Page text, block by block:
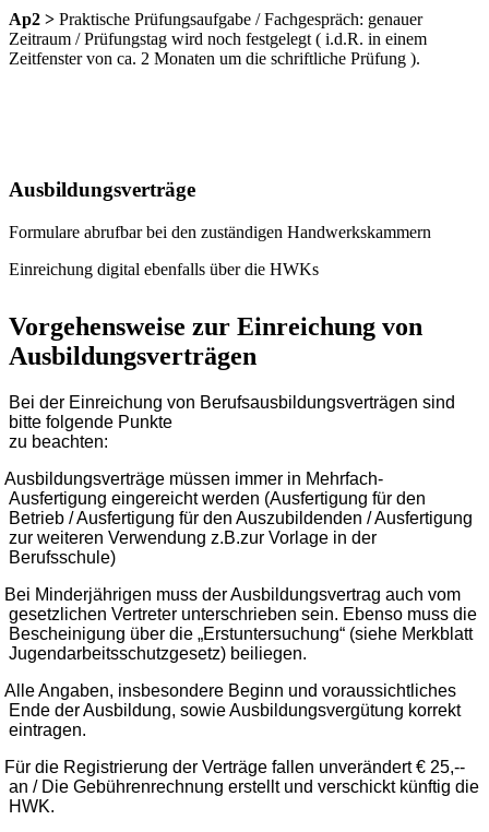
Ap2 > Praktische Prüfungsaufgabe / Fachgespräch: genauer
Zeitraum / Prüfungstag wird noch festgelegt ( i.d.R. in einem
Zeitfenster von ca. 2 Monaten um die schriftliche Prüfung ).
Ausbildungsverträge
Formulare abrufbar bei den zuständigen Handwerkskammern
Einreichung digital ebenfalls über die HWKs
Vorgehensweise zur Einreichung von
Ausbildungsverträgen
Bei der Einreichung von Berufsausbildungsverträgen sind
bitte folgende Punkte
zu beachten:
Ausbildungsverträge müssen immer in Mehrfach-
Ausfertigung eingereicht werden (Ausfertigung für den
Betrieb / Ausfertigung für den Auszubildenden / Ausfertigung
zur weiteren Verwendung z.B.zur Vorlage in der
Berufsschule)
Bei Minderjährigen muss der Ausbildungsvertrag auch vom
gesetzlichen Vertreter unterschrieben sein. Ebenso muss die
Bescheinigung über die „Erstuntersuchung“ (siehe Merkblatt
Jugendarbeitsschutzgesetz) beiliegen.
Alle Angaben, insbesondere Beginn und voraussichtliches
Ende der Ausbildung, sowie Ausbildungsvergütung korrekt
eintragen.
Für die Registrierung der Verträge fallen unverändert € 25,--
an / Die Gebührenrechnung erstellt und verschickt künftig die
HWK.